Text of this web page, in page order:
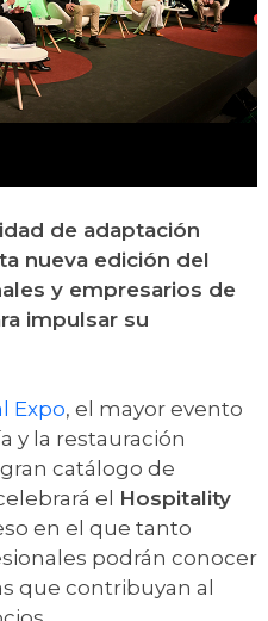
de adaptación
nueva edición del
y empresarios de
impulsar su
Expo, el mayor evento
y la restauración
catálogo de
el Hospitality
en el que tanto
podrán conocer
que contribuyan al